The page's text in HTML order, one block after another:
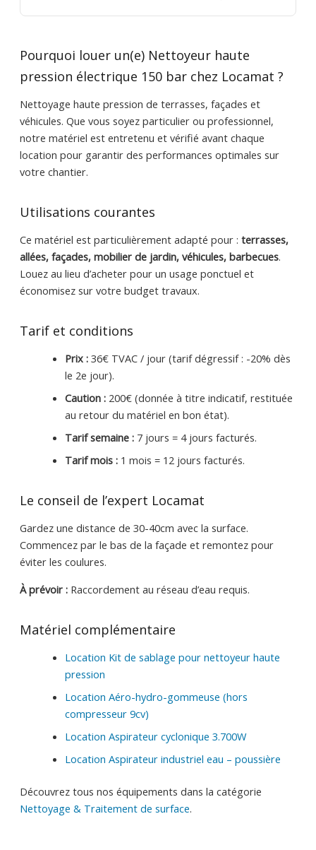
Pourquoi louer un(e) Nettoyeur haute
pression électrique 150 bar chez Locamat ?
Nettoyage haute pression de terrasses, façades et
véhicules. Que vous soyez particulier ou professionnel,
notre matériel est entretenu et vérifié avant chaque
location pour garantir des performances optimales sur
votre chantier.
Utilisations courantes
Ce matériel est particulièrement adapté pour : terrasses,
allées, façades, mobilier de jardin, véhicules, barbecues.
Louez au lieu d’acheter pour un usage ponctuel et
économisez sur votre budget travaux.
Tarif et conditions
Prix :36€ TVAC / jour (tarif dégressif : -20% dès
le 2e jour).
Caution :200€ (donnée à titre indicatif, restituée
au retour du matériel en bon état).
Tarif semaine :7 jours = 4 jours facturés.
Tarif mois :1 mois = 12 jours facturés.
Le conseil de l’expert Locamat
Gardez une distance de 30-40cm avec la surface.
Commencez par le bas de la façade et remontez pour
éviter les coulures.
À prévoir :Raccordement au réseau d’eau requis.
Matériel complémentaire
Location Kit de sablage pour nettoyeur haute
pression
Location Aéro-hydro-gommeuse (hors
compresseur 9cv)
Location Aspirateur cyclonique 3.700W
Location Aspirateur industriel eau – poussière
Découvrez tous nos équipements dans la catégorie
Nettoyage & Traitement de surface.